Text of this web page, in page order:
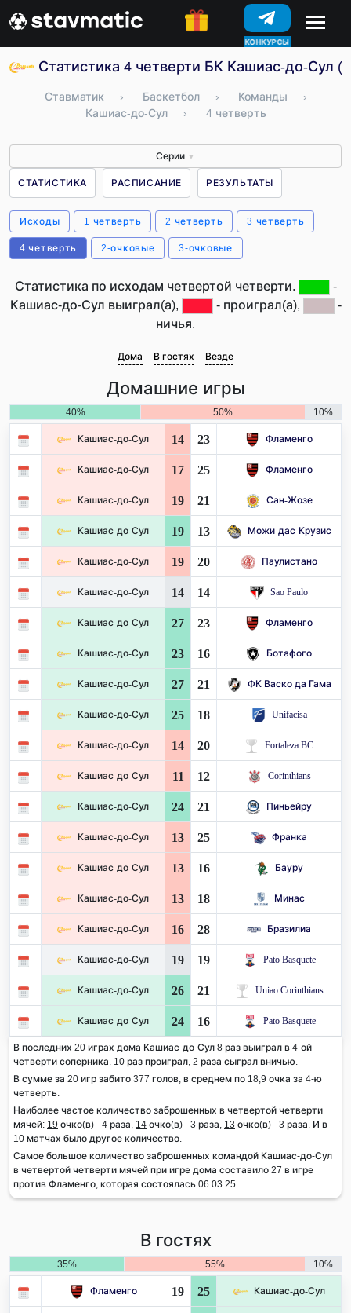
КОНКУРСЫ
Статистика 4 четверти БК Кашиас-до-Сул
Ставматик › Баскетбол › Команды
›
Кашиас-до-Сул
› 4 четверть
Серии ▼
СТАТИСТИКА РАСПИСАНИЕ РЕЗУЛЬТАТЫ
Исходы 1 четверть 2 четверть 3 четверть
4 четверть 2-очковые 3-очковые
Статистика по исходам четвертой четверти.
-
Кашиас-до-Сул выиграл(а),
- проиграл(а),
-
ничья.
Дома В гостях Везде
Домашние игры
40% 50% 10%
Кашиас-до-Сул 14 23 Фламенго
Кашиас-до-Сул 17 25 Фламенго
Кашиас-до-Сул 19 21 Сан-Жозе
Кашиас-до-Сул 19 13 Можи-дас-Крузис
Кашиас-до-Сул 19 20 Паулистано
Кашиас-до-Сул 14 14 Sao Paulo
Кашиас-до-Сул 27 23 Фламенго
Кашиас-до-Сул 23 16 Ботафого
Кашиас-до-Сул 27 21 ФК Васко да Гама
Кашиас-до-Сул 25 18 Unifacisa
Кашиас-до-Сул 14 20 Fortaleza BC
Кашиас-до-Сул 11 12 Corinthians
Кашиас-до-Сул 24 21 Пиньейру
Кашиас-до-Сул 13 25 Франка
Кашиас-до-Сул 13 16 Бауру
Кашиас-до-Сул 13 18 Минас
Кашиас-до-Сул 16 28 Бразилиа
Кашиас-до-Сул 19 19 Pato Basquete
Кашиас-до-Сул 26 21 Uniao Corinthians
Кашиас-до-Сул 24 16 Pato Basquete
В последних 20 играх дома Кашиас-до-Сул 8 раз выиграл в 4-ой
четверти соперника. 10 раз проиграл, 2 раза сыграл вничью.
В сумме за 20 игр забито 377 голов, в среднем по 18,9 очка за 4-ю
четверть.
Наиболее частое количество заброшенных в четвертой четверти
мячей: 19 очко(в) - 4 раза, 14 очко(в) - 3 раза, 13 очко(в) - 3 раза. И в
10 матчах было другое количество.
Самое большое количество заброшенных командой Кашиас-до-Сул
в четвертой четверти мячей при игре дома составило 27 в игре
против Фламенго, которая состоялась 06.03.25.
В гостях
35% 55% 10%
Фламенго 19 25 Кашиас-до-Сул